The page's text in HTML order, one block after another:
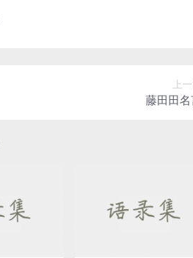
上
藤田田